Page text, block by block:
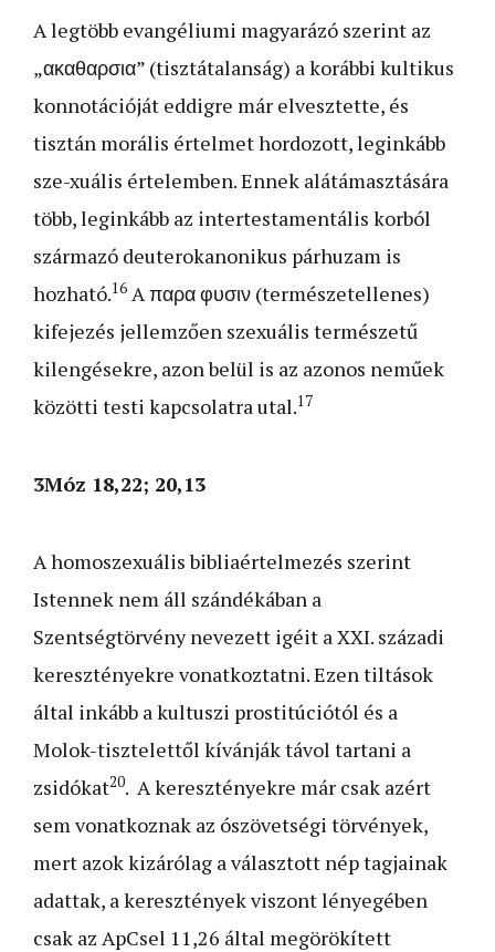
A legtöbb evangéliumi magyarázó szerint az
„ακαθαρσια” (tisztátalanság) a korábbi kultikus
konnotációját eddigre már elvesztette, és
tisztán morális értelmet hordozott, leginkább
sze-xuális értelemben. Ennek alátámasztására
több, leginkább az intertestamentális korból
származó deuterokanonikus párhuzam is
hozható.16 A παρα φυσιν (természetellenes)
kifejezés jellemzően szexuális természetű
kilengésekre, azon belül is az azonos neműek
közötti testi kapcsolatra utal.17
3Móz 18,22; 20,13
A homoszexuális bibliaértelmezés szerint
Istennek nem áll szándékában a
Szentségtörvény nevezett igéit a XXI. századi
keresztényekre vonatkoztatni. Ezen tiltások
által inkább a kultuszi prostitúciótól és a
Molok-tisztelettől kívánják távol tartani a
zsidókat20. A keresztényekre már csak azért
sem vonatkoznak az ószövetségi törvények,
mert azok kizárólag a választott nép tagjainak
adattak, a keresztények viszont lényegében
csak az ApCsel 11,26 által megörökített